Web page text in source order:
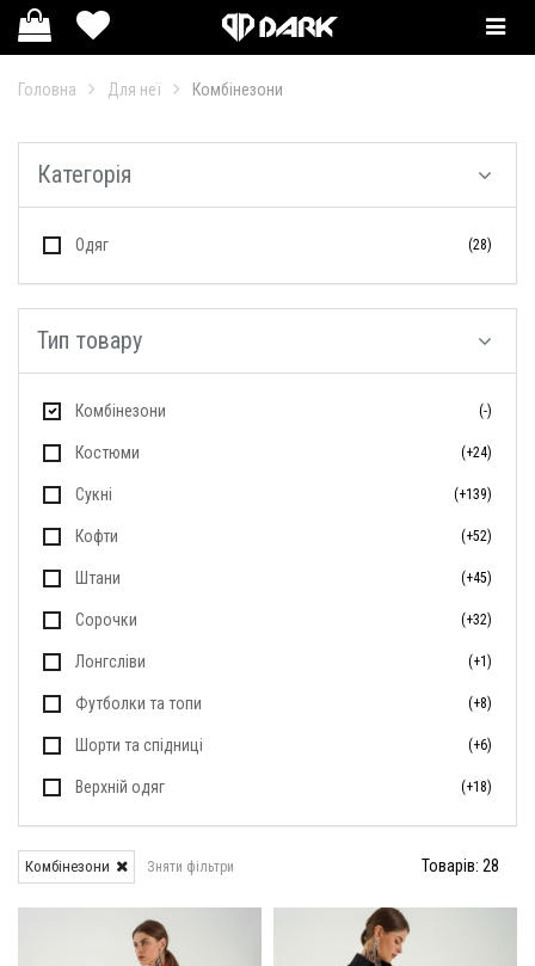
Головна Для неї Комбінезони
Категорія
Одяг (28)
Тип товару
Комбінезони (-)
Костюми (+24)
Сукні (+139)
Кофти (+52)
Штани (+45)
Сорочки (+32)
Лонгсліви (+1)
Футболки та топи (+8)
Шорти та спідниці (+6)
Верхній одяг (+18)
Комбінезони Зняти фільтри Товарів: 28